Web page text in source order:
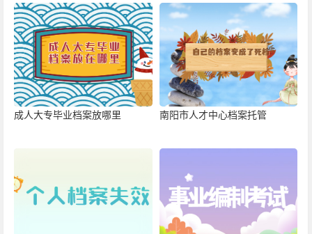
成人大专毕业档案放哪里 南阳市人才中心档案托管